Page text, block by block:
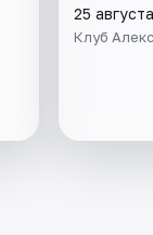
25
Клуб